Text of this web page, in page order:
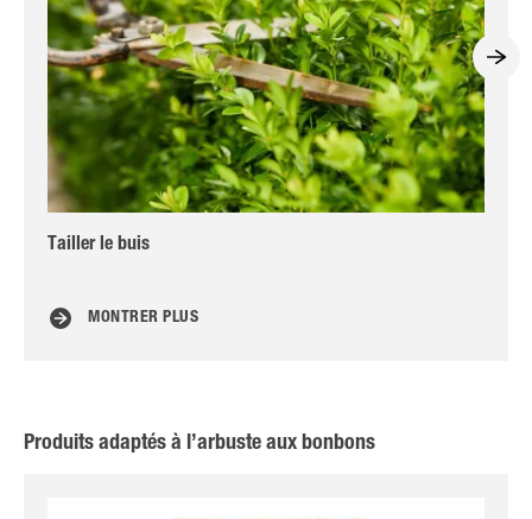
Tailler le buis
MONTRER PLUS
Produits adaptés à l’arbuste aux bonbons